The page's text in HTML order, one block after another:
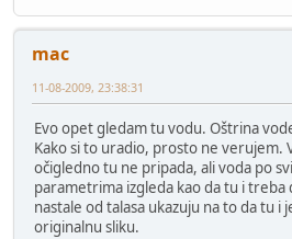
mac
11-08-2009, 23:38:31
Evo opet gledam tu vodu. Oštrina
Kako si to uradio, prosto ne verujem.
očigledno tu ne pripada, ali voda po
parametrima izgleda kao da tu i treba
nastale od talasa ukazuju na to da tu i
originalnu sliku.